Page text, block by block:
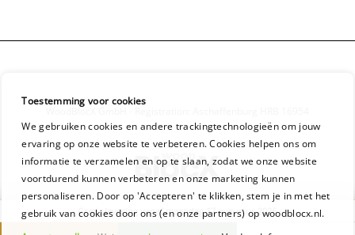
WoodBlocX GmbH - Registration: Aschaffenburg HRB 16954
Gratis levering vanaf maandag 17 augustus 2026
Toestemming voor cookies
We gebruiken cookies en andere trackingtechnologieën om jouw
ervaring op onze website te verbeteren. Cookies helpen ons om
informatie te verzamelen en op te slaan, zodat we onze website
voortdurend kunnen verbeteren en onze marketing kunnen
personaliseren. Door op 'Accepteren' te klikken, stem je in met het
gebruik van cookies door ons (en onze partners) op woodblocx.nl.